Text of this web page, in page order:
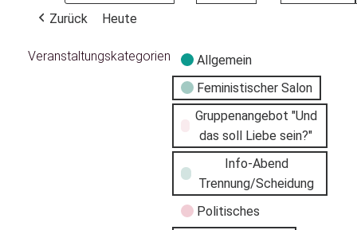
Zurück
Heute
Veranstaltungskategorien
Allgemein
Feministischer Salon
Gruppenangebot "Und
das soll Liebe sein?"
Info-Abend
Trennung/Scheidung
Politisches